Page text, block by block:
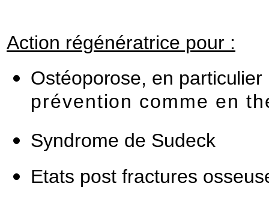
Action régénératrice pour :
Ostéoporose, en
prévention comme en
Syndrome de Sudeck
Etats post fractures